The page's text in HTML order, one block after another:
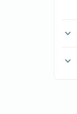
expand_more
expand_more